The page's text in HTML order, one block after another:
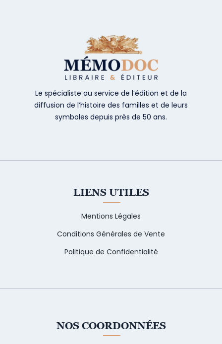
Le spécialiste au service de l’édition et de la
diffusion de l’histoire des familles et de leurs
symboles depuis près de 50 ans.
LIENS UTILES
Mentions Légales
Conditions Générales de Vente
Politique de Confidentialité
NOS COORDONNÉES